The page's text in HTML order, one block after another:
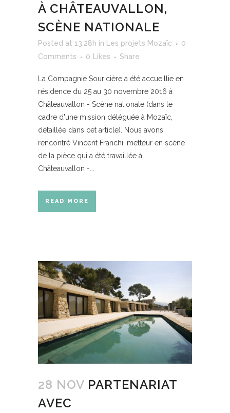
À CHÂTEAUVALLON,
SCÈNE NATIONALE
Posted at 13:28h in Les projets Mozaïc
0
Comments
0 Likes Share
La Compagnie Souricière a été accueillie en
résidence du 25 au 30 novembre 2016 à
Châteauvallon - Scène nationale (dans le
cadre d'une mission déléguée à Mozaïc,
détaillée dans cet article). Nous avons
rencontré Vincent Franchi, metteur en scène
de la pièce qui a été travaillée à
Châteauvallon -...
READ MORE
28 NOV PARTENARIAT
AVEC